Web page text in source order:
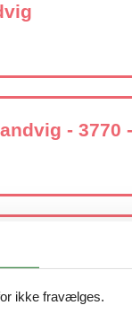
- 3770
Sandvig
ikke fravælges.